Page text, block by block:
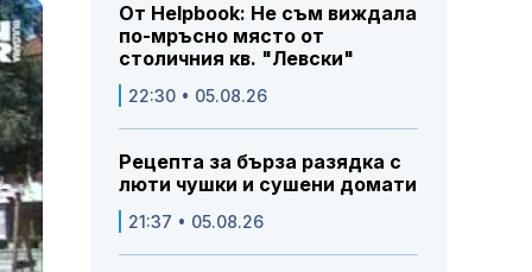
От Helpbook: Не съм виждала
по-мръсно място от
столичния кв. "Левски"
22:30 • 05.08.26
Рецепта за бърза разядка с
люти чушки и сушени домати
21:37 • 05.08.26